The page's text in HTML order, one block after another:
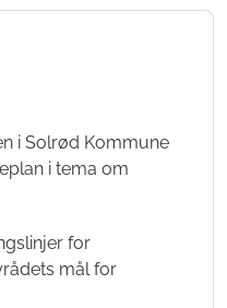
i Solrød Kommune
i tema om
for
mål for